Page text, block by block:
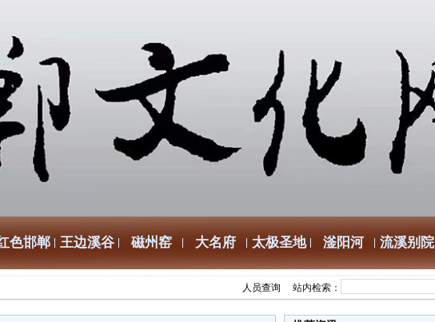
色邯郸 王边溪谷 磁州窑 大名府 太极圣地 滏阳河 流溪别院
人员查询 站内检索：